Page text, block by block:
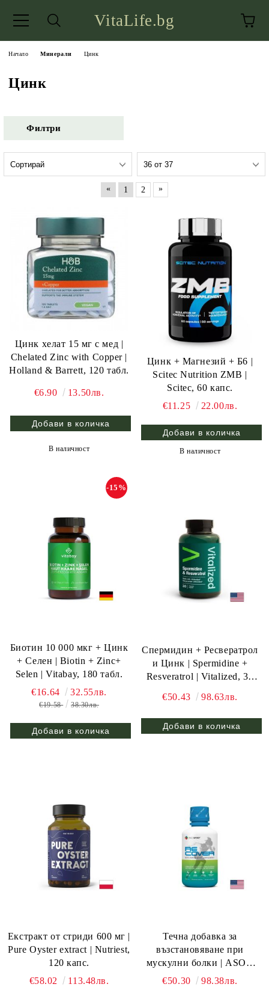
VitaLife.bg
Начало Минерали Цинк
Цинк
Филтри
« 1 2 »
Цинк хелат 15 мг с мед |
Chelated Zinc with Copper |
Holland & Barrett, 120 табл.
€6.90 13.50лв.
В наличност
Цинк + Магнезий + Б6 |
Ѕсіtес Nutrіtіоn ZМВ |
Scitec, 60 капс.
€11.25
22.00лв.
В наличност
Биотин 10 000 мкг + Цинк
+ Селен | Biotin + Zinc+
Selen | Vitabay, 180 табл.
-15%
€16.64 32.55лв.
€19.58 38.30лв.
Спермидин + Ресвератрол
и Цинк | Spermidine +
Resveratrol | Vitalized, 30
капс.
€50.43 98.63лв.
Eкстракт от стриди 600 мг |
Pure Oyster extract | Nutriest,
120 капс.
€58.02
113.48лв.
Течна добавка за
възстановяване при
мускулни болки | ASO®
Sport Recover | Oxigenesis,
€50.30 98.38лв.